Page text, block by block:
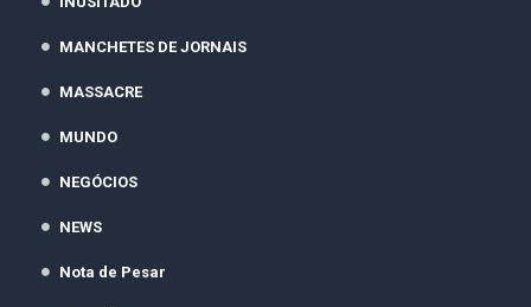
MANCHETES DE JORNAIS
MASSACRE
MUNDO
NEGÓCIOS
NEWS
Nota de Pesar